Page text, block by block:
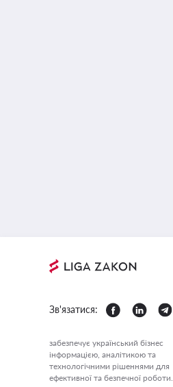
Зв'язатися:
забезпечує український бізнес
інформацією, аналітикою та
технологічними рішеннями для
ефективної та безпечної роботи.